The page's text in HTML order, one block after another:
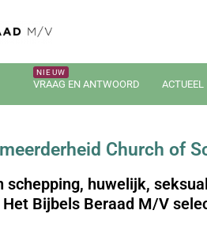
VRAAG EN ANTWOORD ACTUEEL
Church of
schepping, huwelijk,
Bijbels Beraad M/V